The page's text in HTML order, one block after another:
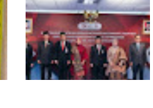
Wali Kota Medan Dikukuhkan
Jadi Duta Penggerak Ayah
Teladan, Rico Waas: Jabatan
Tertinggi Pria Dalam Keluarga